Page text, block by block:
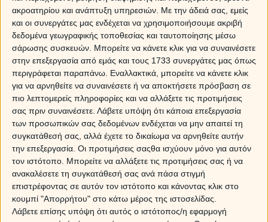
ακροατηρίου και ανάπτυξη υπηρεσιών. Με την άδειά σας, εμείς
και οι συνεργάτες μας ενδέχεται να χρησιμοποιήσουμε ακριβή
δεδομένα γεωγραφικής τοποθεσίας και ταυτοποίησης μέσω
σάρωσης συσκευών. Μπορείτε να κάνετε κλικ για να συναινέσετε
στην επεξεργασία από εμάς και τους 1733 συνεργάτες μας όπως
περιγράφεται παραπάνω. Εναλλακτικά, μπορείτε να κάνετε κλικ
για να αρνηθείτε να συναινέσετε ή να αποκτήσετε πρόσβαση σε
πιο λεπτομερείς πληροφορίες και να αλλάξετε τις προτιμήσεις
σας πριν συναινέσετε. Λάβετε υπόψη ότι κάποια επεξεργασία
των προσωπικών σας δεδομένων ενδέχεται να μην απαιτεί τη
συγκατάθεσή σας, αλλά έχετε το δικαίωμα να αρνηθείτε αυτήν
την επεξεργασία. Οι προτιμήσεις σαςθα ισχύουν μόνο για αυτόν
τον ιστότοπο. Μπορείτε να αλλάξετε τις προτιμήσεις σας ή να
ανακαλέσετε τη συγκατάθεσή σας ανά πάσα στιγμή
επιστρέφοντας σε αυτόν τον ιστότοπο και κάνοντας κλικ στο
κουμπί "Απορρήτου" στο κάτω μέρος της ιστοσελίδας.
Λάβετε επίσης υπόψη ότι αυτός ο ιστότοπος/η εφαρμογή
Ντουμπάι. Κανείς δεν θα έχει πιο πανοραμική θέα! •
Την Αίτνα, για να βλέπει πριβέ ηφαιστειακές εκρήξεις.
Έχει μια αίσθηση ότι του μοιάζει…
Τι θα αγόραζε ένας ΤΑΥΡΟΣ
• Μια αλυσίδα από γκουρμέ εστιατόρια. Και καλή
επένδυση, και τσάμπα φαϊ. • Ένα τεράστιο σαλέ στο
Γκστάαντ ή στο Άσπεν, που θα το ντύσει εσωτερικά,
από το πάτωμα μέχρι το ταβάνι, με βελούδα, μετάξια,
καμηλό και άλλα απαλά στην αφή υφάσματα. • Μια
αποψιλωμένη έκταση στον Αμαζόνιο, για να την
ξαναφυτέψει. Κάτω τα χέρια από τη μάνα-Γη.